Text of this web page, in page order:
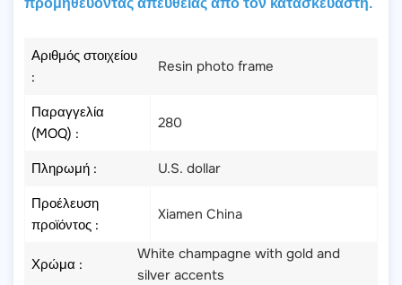
Αριθμός στοιχείου
:
Resin photo frame
Παραγγελία
(MOQ) :
280
Πληρωμή :
U.S. dollar
Προέλευση
προϊόντος :
Xiamen China
Χρώμα :
White champagne with gold and
silver accents